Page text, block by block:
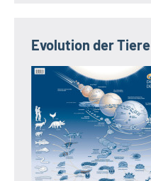
Evolution der Tiere